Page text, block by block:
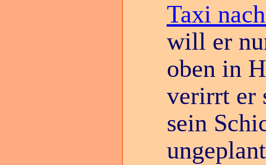
Taxi
will er
oben in
verirrt er
sein